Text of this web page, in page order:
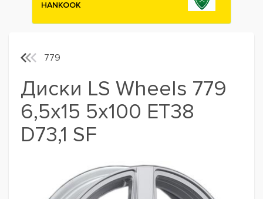
779
Диски LS Wheels 779
6,5x15 5x100 ET38
D73,1 SF